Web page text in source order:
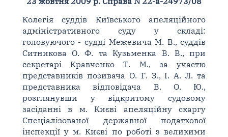
Колегія суддів Київського апеляційного
адміністративного суду у складі:
головуючого - судді Межевича М. В., суддів
Ситникова О. Ф. та Кузьменка В. В., при
секретарі Кравченко Т. М., за участю
представників позивача О. Г. З., І. А. Л. та
представника відповідача В. О. Ю.,
розглянувши у відкритому судовому
засіданні в м. Києві апеляційну скаргу
Спеціалізованої державної податкової
інспекції у м. Києві по роботі з великими